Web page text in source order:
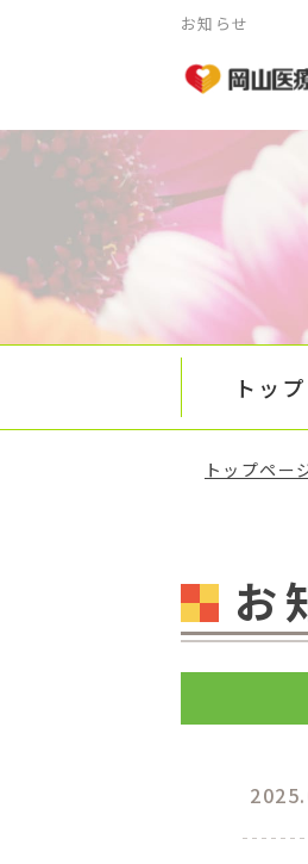
お知らせ
トップ
トップペー
お